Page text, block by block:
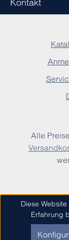
Alle
Diese
Erfahrung